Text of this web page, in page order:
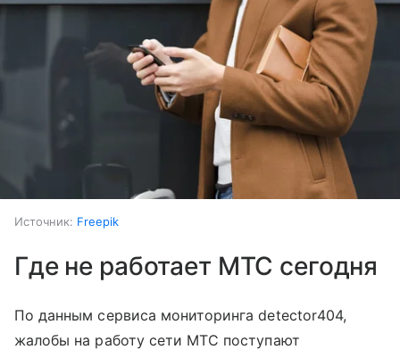
Источник: Freepik
Где не работает МТС сегодня
По данным сервиса мониторинга detector404,
жалобы на работу сети МТС поступают